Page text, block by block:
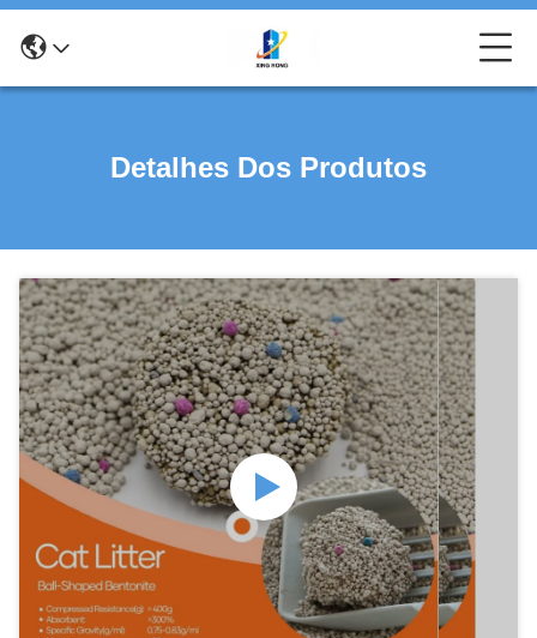
Detalhes Dos Produtos